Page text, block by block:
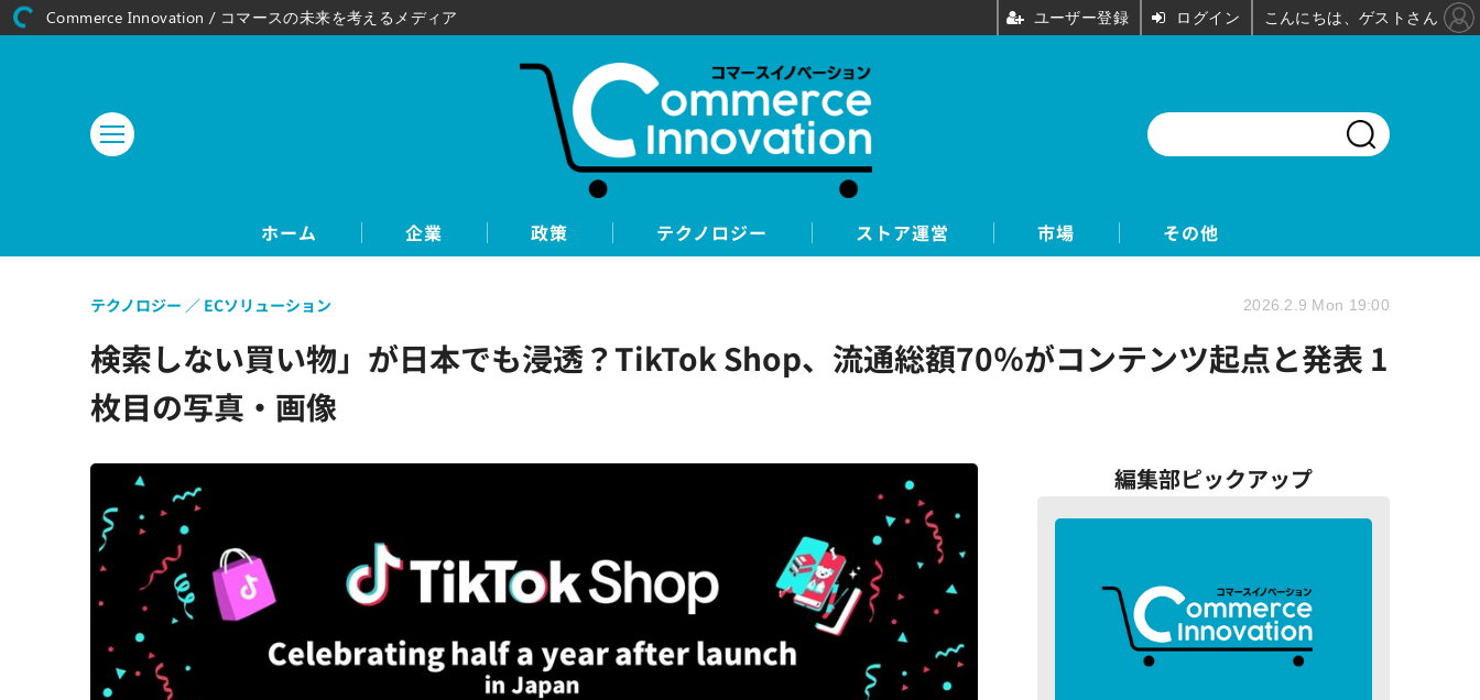
ホーム 企業 政策 テクノロジー ストア運営 市場 その他
検索しない買い物」が日本でも浸透？TikTok Shop、流通総額70％がコンテンツ起点と発表 1
枚目の写真・画像
テクノロジー ECソリューション 2026.2.9 Mon 19:00
編集部ピックアップ
Commerce Innovation / コマースの未来を考えるメディア ユーザー登録 ログイン こんにちは、ゲストさん